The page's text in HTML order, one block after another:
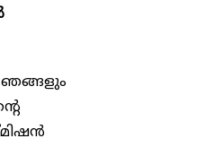
ഞങ്ങളും